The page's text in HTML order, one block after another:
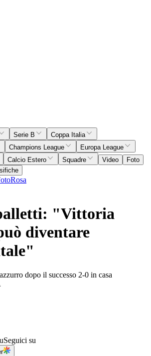
Serie B
Coppa Italia
Champions League
Europa League
Calcio Estero Squadre Video
Foto
Rosa
"Vittoria
diventare
dopo il successo 2-0 in casa
Seguici su